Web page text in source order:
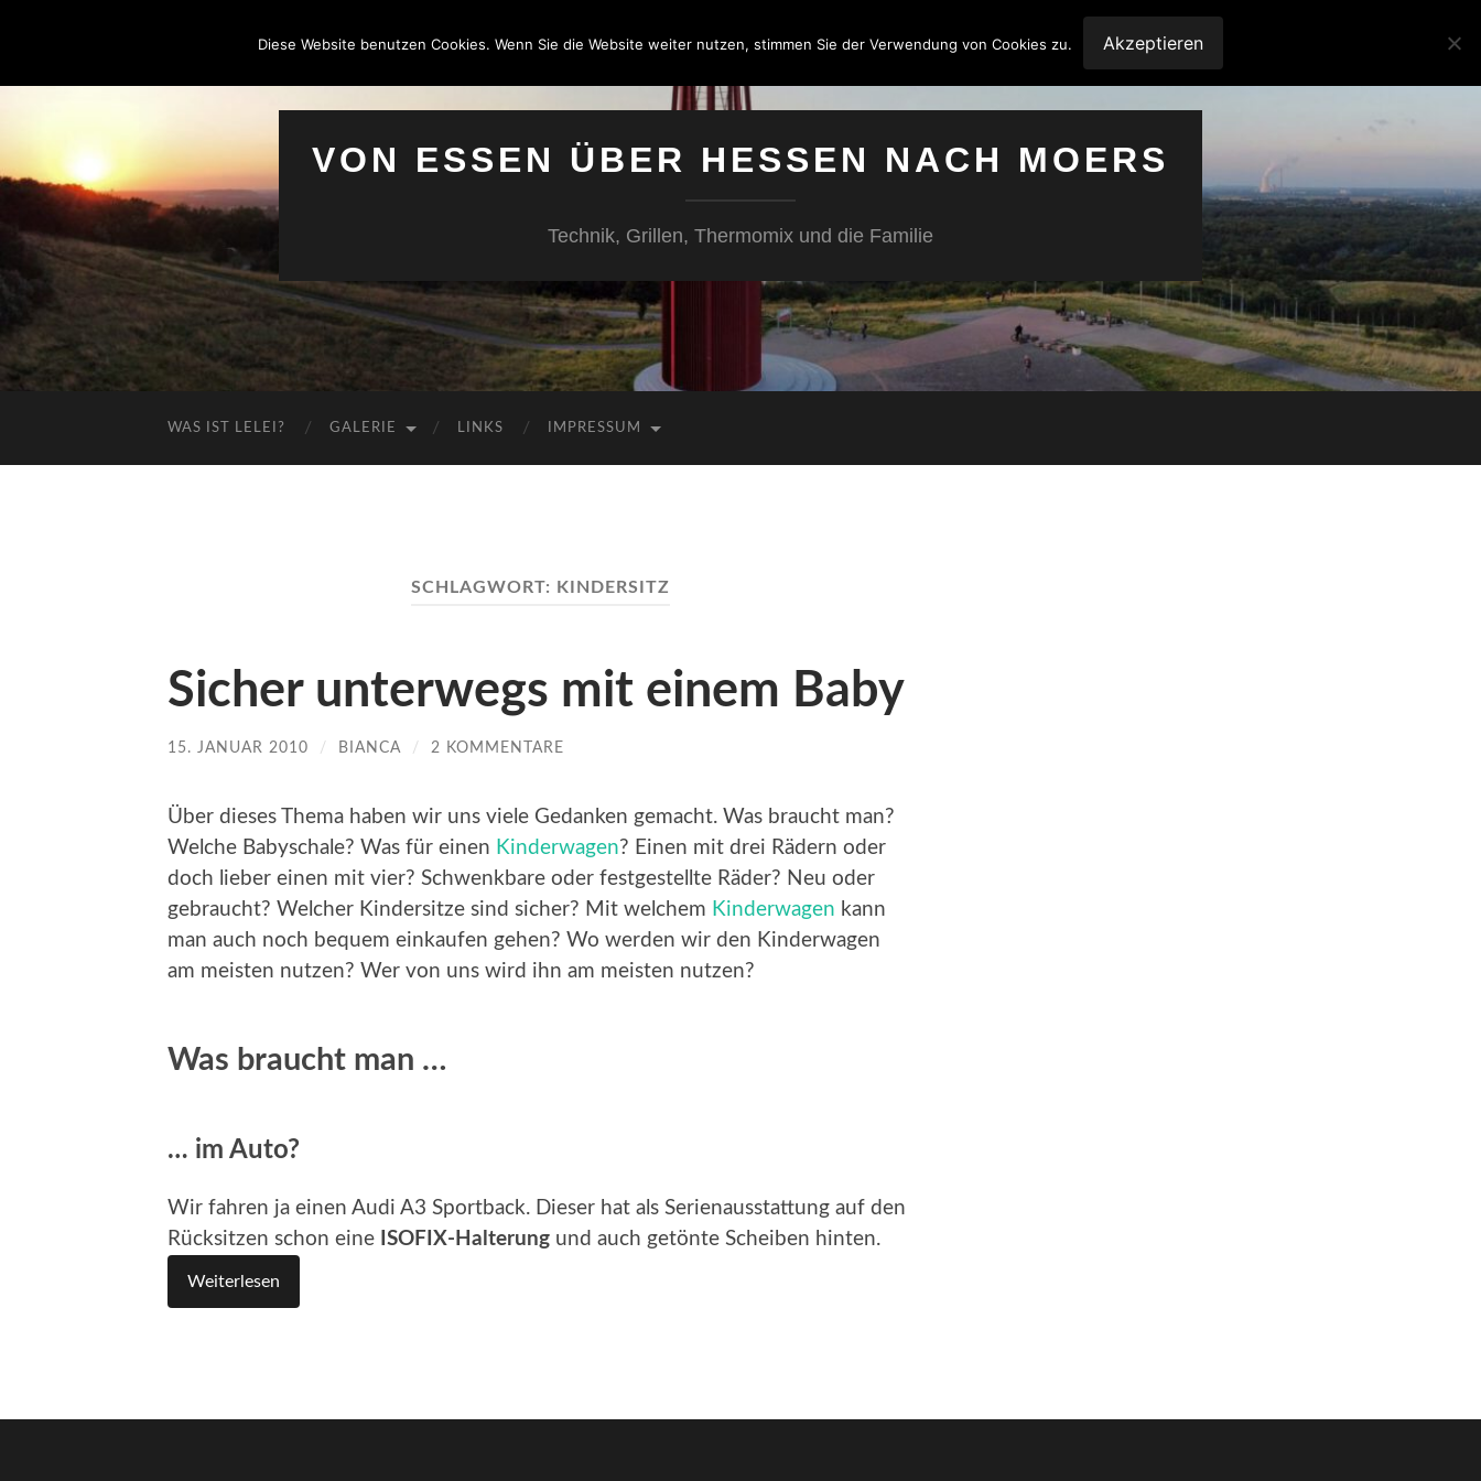
VON ESSEN ÜBER HESSEN NACH MOERS
Technik, Grillen, Thermomix und die Familie
WAS IST LELEI? GALERIE LINKS IMPRESSUM
SCHLAGWORT: KINDERSITZ
Sicher unterwegs mit einem Baby
15. JANUAR 2010 / BIANCA / 2 KOMMENTARE
Über dieses Thema haben wir uns viele Gedanken gemacht. Was braucht man?
Welche Babyschale? Was für einen Kinderwagen? Einen mit drei Rädern oder
doch lieber einen mit vier? Schwenkbare oder festgestellte Räder? Neu oder
gebraucht? Welcher Kindersitze sind sicher? Mit welchem Kinderwagen kann
man auch noch bequem einkaufen gehen? Wo werden wir den Kinderwagen
am meisten nutzen? Wer von uns wird ihn am meisten nutzen?
Was braucht man …
… im Auto?
Wir fahren ja einen Audi A3 Sportback. Dieser hat als Serienausstattung auf den
Rücksitzen schon eine ISOFIX-Halterung und auch getönte Scheiben hinten.
Weiterlesen
Diese Website benutzen Cookies. Wenn Sie die Website weiter nutzen, stimmen Sie der Verwendung von Cookies zu. Akzeptieren